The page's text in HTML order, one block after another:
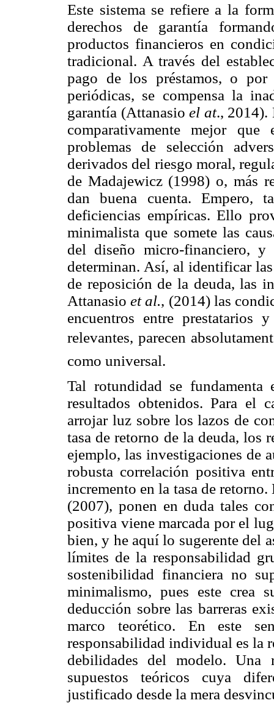
Este sistema se refiere a la
derechos de garantía
productos financieros en
tradicional. A través del
pago de los préstamos, o
periódicas, se compensa la
garantía (Attanasioel at., 2014).
comparativamente mejor
problemas de selección
derivados del riesgo moral,
de Madajewicz (1998) o, más
dan buena cuenta. Empero,
deficiencias empíricas. Ello
minimalista que somete las
del diseño micro-financiero,
determinan. Así, al identificar
de reposición de la deuda, las
Attanasioet al., (2014) las
encuentros entre prestatarios
relevantes, parecen
como universal.
Tal rotundidad se
resultados obtenidos. Para el
arrojar luz sobre los lazos de
tasa de retorno de la deuda, los
ejemplo, las investigaciones de
robusta correlación positiva
incremento en la tasa de
(2007), ponen en duda tales
positiva viene marcada por el
bien, y he aquí lo sugerente del
límites de la responsabilidad
sostenibilidad financiera no
minimalismo, pues este crea
deducción sobre las barreras
marco teorético. En este
responsabilidad individual es la
debilidades del modelo. Una
supuestos teóricos cuya
justificado desde la mera